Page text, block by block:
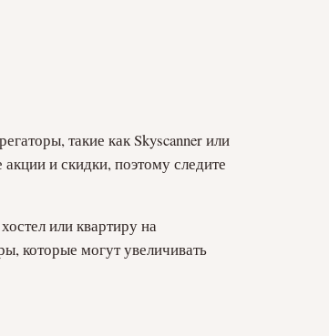
такие как Skyscanner или
и скидки, поэтому следите
или квартиру на
которые могут увеличивать